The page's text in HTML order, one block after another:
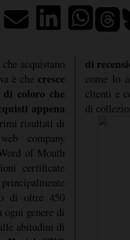
acquistano
è che cresce
coloro che
appena
risultati di
company
of Mouth
certificate
di oltre 450
genere di
abitudini di
di
come lo
clienti e
di